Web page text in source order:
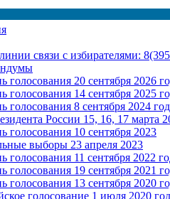
связи с избирателями:
голосования 20 сентября 2026
голосования 14 сентября 2025
голосования 8 сентября 2024
России 15, 16, 17 марта
голосования 10 сентября 2023
выборы 23 апреля 2023
голосования 11 сентября 2022
голосования 19 сентября 2021
голосования 13 сентября 2020
голосование 1 июля 2020